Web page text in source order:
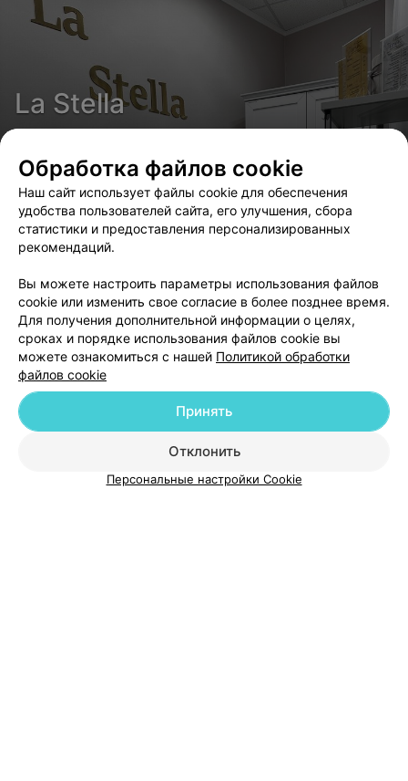
La Stella
Салон красоты
Zhukovskaya
1.5 км • ул. Леонида Беды
Салон красоты
Маникюр и педикюр с долговременным покрытием за
190 рублей!
ВЫ ВЛАДЕЛЕЦ?
Обработка файлов cookie
Наш сайт использует файлы cookie для обеспечения
удобства пользователей сайта, его улучшения, сбора
статистики и предоставления персонализированных
рекомендаций.
Вы можете настроить параметры использования файлов
cookie или изменить свое согласие в более позднее время.
Для получения дополнительной информации о целях,
сроках и порядке использования файлов cookie вы
можете ознакомиться с нашей Политикой обработки
файлов cookie
Отклонить
Принять
Персональные настройки Cookie